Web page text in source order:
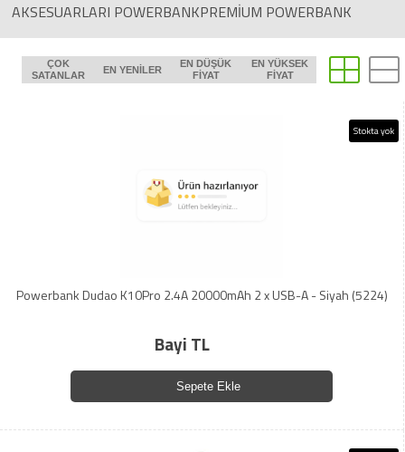
AKSESUARLARI POWERBANKPREMIUM POWERBANK
ÇOK
SATANLAR
EN YENILER
EN DÜŞÜK
FIYAT
EN YÜKSEK
FIYAT
Stokta yok
Powerbank Dudao K10Pro 2.4A 20000mAh 2 x USB-A - Siyah (5224)
Bayi TL
Sepete Ekle